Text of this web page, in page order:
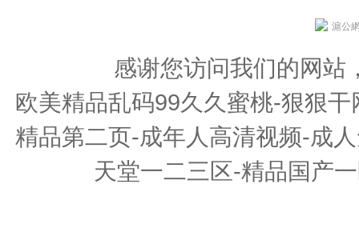
滬公
感谢您访问我们的网站
欧美精品乱码99久久蜜桃-狠狠
精品第二页-成年人高清视频-成
天堂一二三区-精品国产